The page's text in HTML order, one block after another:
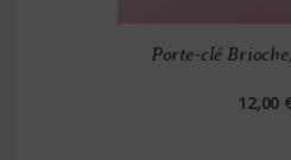
Porte-clé
12,00